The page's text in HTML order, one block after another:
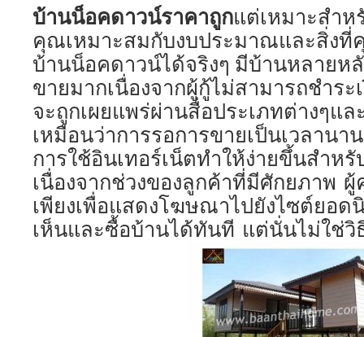
บ้านน็อคดาวน์ราคาถูกแต่เหมาะสำห
คุณเหมาะสมกับงบประมาณและสิ่ง
บ้านน็อคดาวน์ได้จริงๆ มีบ้านหลายห
ขายมากเนื่องจากผู้กู้ไม่สามารถชำร
จะถูกเผยแพร่ผ่านสื่อประเภทต่างๆแ
เหมือนว่าการรอการขายเป็นเวลาน
การใช้อินเทอร์เน็ตทำให้ง่ายขึ้นสำห
เนื่องจากช่วงของลูกค้าที่มีศักยภาพ
เพียงเพื่อแสดงโฆษณาไปยังไซต์ยอด
เห็นและซื้อบ้านได้ทันที แต่นั่นไม่ใช่